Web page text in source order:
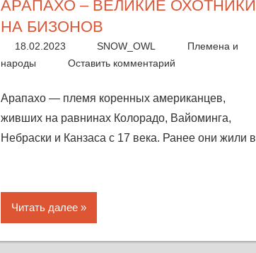
АРАПАХО – ВЕЛИКИЕ ОХОТНИКИ
НА БИЗОНОВ
18.02.2023 SNOW_OWL
Племена и
народы
Оставить комментарий
Арапахо — племя коренных американцев,
живших на равнинах Колорадо, Вайоминга,
Небраски и Канзаса с 17 века. Ранее они жили в
Читать далее